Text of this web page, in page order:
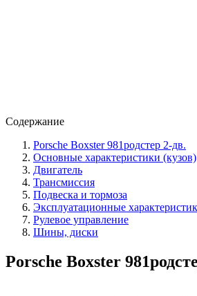
Содержание
Porsche Boxster 981родстер 2-дв.
Основные характеристики (кузов)
Двигатель
Трансмиссия
Подвеска и тормоза
Эксплуатационные
Рулевое управление
Шины, диски
Porsche Boxster